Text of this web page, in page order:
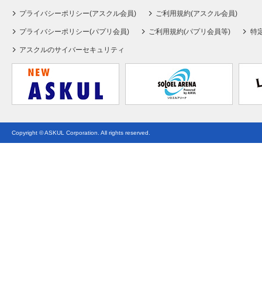
プライバシーポリシー(アスクル会員) ご利用規約(アスクル会員)
プライバシーポリシー(パプリ会員) ご利用規約(パプリ会員等) 特
アスクルのサイバーセキュリティ
Copyright © ASKUL Corporation. All rights reserved.